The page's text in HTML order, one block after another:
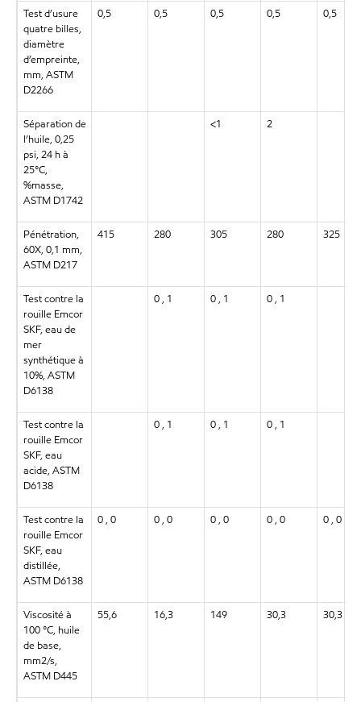
Test d’usure
quatre billes,
diamètre
d’empreinte,
mm, ASTM
D2266
0,5 0,5 0,5 0,5 0,5
Séparation de
l’huile, 0,25
psi, 24 h à
25°C,
%masse,
ASTM D1742
<1 2
Pénétration,
60X, 0,1 mm,
ASTM D217
415 280 305 280 325
Test contre la
rouille Emcor
SKF, eau de
mer
synthétique à
10%, ASTM
D6138
0 , 1 0 , 1 0 , 1
Test contre la
rouille Emcor
SKF, eau
acide, ASTM
D6138
0 , 1 0 , 1 0 , 1
Test contre la
rouille Emcor
SKF, eau
distillée,
ASTM D6138
0 , 0 0 , 0 0 , 0 0 , 0 0 , 0
Viscosité à
100 °C, huile
de base,
mm2/s,
ASTM D445
55,6 16,3 149 30,3 30,3